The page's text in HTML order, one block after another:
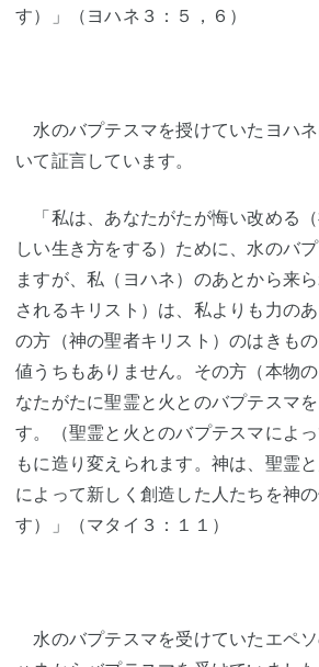
す）」（ヨハネ３：５，６）
水のバプテスマを授けていたヨハ
いて証言しています。
「私は、あなたがたが悔い改める
しい生き方をする）ために、水のバ
ますが、私（ヨハネ）のあとから来
されるキリスト）は、私よりも力の
の方（神の聖者キリスト）のはきも
値うちもありません。その方（本物
なたがたに聖霊と火とのバプテスマ
す。（聖霊と火とのバプテスマによ
もに造り変えられます。神は、聖霊
によって新しく創造した人たちを神
す）」（マタイ３：１１）
水のバプテスマを受けていたエペ